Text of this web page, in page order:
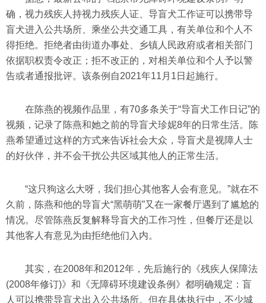
确，视力残疾人持视力残疾人证、导盲犬工作证可以携带导
盲犬进入公共场所、乘坐公共交通工具，有关单位和个人不
得拒绝。拒绝者由街道办事处、乡镇人民政府或者相关部门
依据职权责令改正；拒不改正的，对相关单位和个人予以警
告或者通报批评。该条例自2021年11月1日起施行。
在陈燕的视频作品里，有70多条关于“导盲犬工作日记”的
视频，记录了陈燕和她之前的导盲犬珍妮8年的日常生活。陈
燕希望通过这样的方式来告诉社会大众，导盲犬是视障人士
的好伙伴，并不会干扰公共区域其他人的正常生活。
“这只狗这么大呀，我们担心其他客人会有意见。”就在不
久前，陈燕和他的导盲犬“黑萌萌”又在一家餐厅遇到了尴尬的
情况。尽管陈燕反复解释导盲犬的工作习性，但餐厅还是以
其他客人有意见为由拒绝他们入内。
其实，在2008年和2012年，先后施行的《残疾人保障法
(2008年修订)》和《无障碍环境建设条例》都明确规定：盲
人可以携带导盲犬出入公共场所。但在具体执行中，不少城